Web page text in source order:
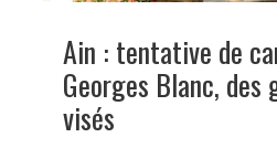
Ain : tentative de
Georges Blanc, des
visés